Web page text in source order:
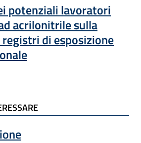
potenziali lavoratori
acrilonitrile sulla
registri di esposizione